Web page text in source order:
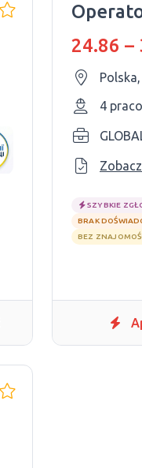
24.86 –
4
SZYBKIE
BRAK
BEZ